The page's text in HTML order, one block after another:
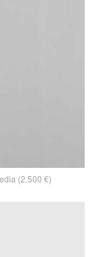
(2.500 €)